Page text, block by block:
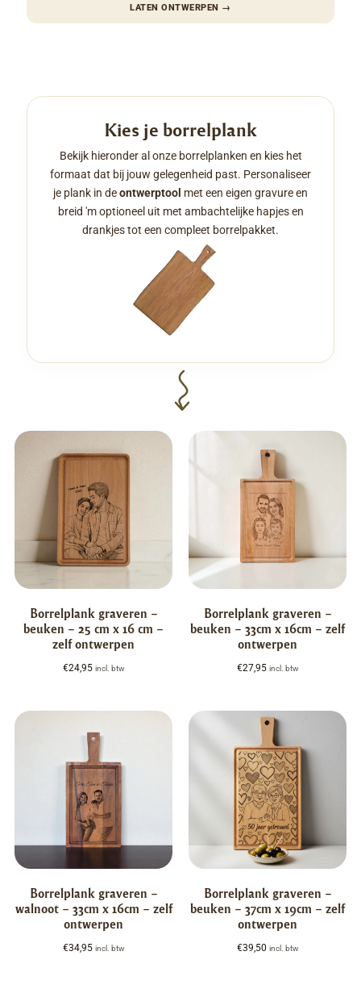
LATEN ONTWERPEN →
Kies je borrelplank
Bekijk hieronder al onze borrelplanken en kies het
formaat dat bij jouw gelegenheid past. Personaliseer
je plank in deontwerptool met een eigen gravure en
breid 'm optioneel uit met ambachtelijke hapjes en
drankjes tot een compleet borrelpakket.
Borrelplank graveren –
beuken – 25 cm x 16 cm –
zelf ontwerpen
€24,95 incl. btw
Borrelplank graveren –
beuken – 33cm x 16cm – zelf
ontwerpen
€27,95 incl. btw
Borrelplank graveren –
walnoot – 33cm x 16cm – zelf
ontwerpen
€34,95 incl. btw
Borrelplank graveren –
beuken – 37cm x 19cm – zelf
ontwerpen
€39,50 incl. btw